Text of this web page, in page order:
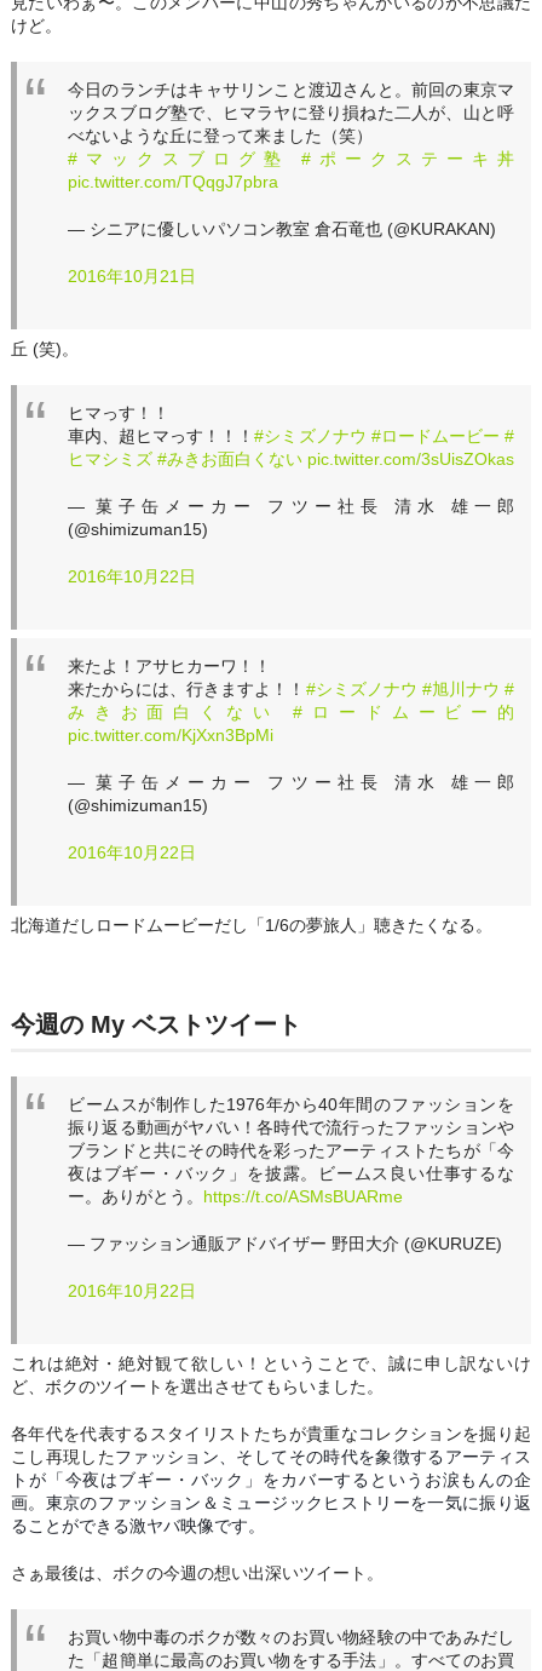
けど。
今日のランチはキャサリンこと渡辺さんと。前回の東京マ
ックスブログ塾で、ヒマラヤに登り損ねた二人が、山と呼
べないような丘に登って来ました（笑）
#マックスブログ塾
#ポークステーキ丼
pic.twitter.com/TQqgJ7pbra
— シニアに優しいパソコン教室 倉石竜也 (@KURAKAN)
2016年10月21日
丘 (笑)。
ヒマっす！！
車内、超ヒマっす！！！#シミズノナウ #ロードムービー #
ヒマシミズ #みきお面白くない pic.twitter.com/3sUisZOkas
— 菓子缶メーカー フツー社長 清水 雄一郎
(@shimizuman15)
2016年10月22日
来たよ！アサヒカーワ！！
来たからには、行きますよ！！ #シミズノナウ #旭川ナウ #
みきお面白くない
#ロードムービー的
pic.twitter.com/KjXxn3BpMi
— 菓子缶メーカー フツー社長 清水 雄一郎
(@shimizuman15)
2016年10月22日
北海道だしロードムービーだし「1/6の夢旅人」聴きたくなる。
今週の My ベストツイート
ビームスが制作した1976年から40年間のファッションを
振り返る動画がヤバい！各時代で流行ったファッションや
ブランドと共にその時代を彩ったアーティストたちが「今
夜はブギー・バック」を披露。ビームス良い仕事するな
ー。ありがとう。 https://t.co/ASMsBUARme
— ファッション通販アドバイザー 野田大介 (@KURUZE)
2016年10月22日
これは絶対・絶対観て欲しい！ということで、誠に申し訳ないけ
ど、ボクのツイートを選出させてもらいました。
各年代を代表するスタイリストたちが貴重なコレクションを掘り起
こし再現したファッション、そしてその時代を象徴するアーティス
トが「今夜はブギー・バック」をカバーするというお涙もんの企
画。東京のファッション＆ミュージック ヒストリーを一気に振り返
ることができる激ヤバ映像です。
さぁ最後は、ボクの今週の想い出深いツイート。
お買い物中毒のボクが数々のお買い物経験の中であみだし
た「超簡単に最高のお買い物をする手法」。すべてのお買